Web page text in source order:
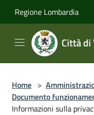
Regione Lombardia
Città
Home >
Documento
Informazioni sulla